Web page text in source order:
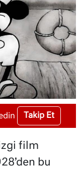
Takip Et
film
bu